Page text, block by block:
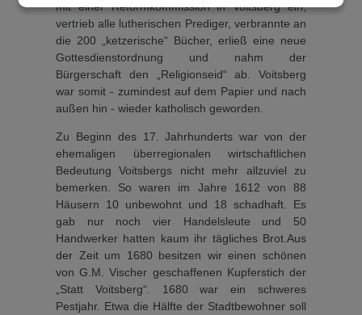
mit ei­ner Reformkommission in Voitsberg ein,
vertrieb alle lutherischen Prediger, verbrannte an
die 200 „ketzerische“ Bücher, erließ eine neue
Got­tesdienstordnung und nahm der
Bürgerschaft den „Religionseid“ ab. Voitsberg
war somit - zumindest auf dem Papier und nach
außen hin - wieder ka­tholisch geworden.
Zu Beginn des 17. Jahrhun­derts war von der
ehemaligen überregionalen wirtschaftlichen
Bedeutung Voitsbergs nicht mehr allzuviel zu
bemerken. So waren im Jahre 1612 von 88
Häusern 10 unbewohnt und 18 schadhaft. Es
gab nur noch vier Handelsleute und 50
Handwer­ker hatten kaum ihr tägliches Brot.Aus
der Zeit um 1680 besitzen wir einen schönen
von G.M. Vischer geschaffenen Kupferstich der
„Statt Voitsberg“. 1680 war ein schweres
Pestjahr. Etwa die Hälfte der Stadt­bewohner soll